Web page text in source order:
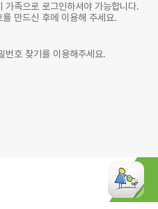
가족으로 로그인하셔야 가능합니다.
만드신 후에 이용해 주세요.
번호 찾기를 이용해주세요.